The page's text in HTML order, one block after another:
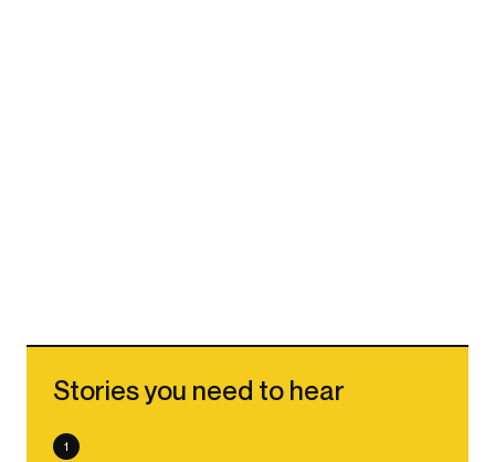
Stories you need to hear
1